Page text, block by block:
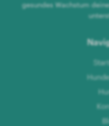
gesundes Wachstum